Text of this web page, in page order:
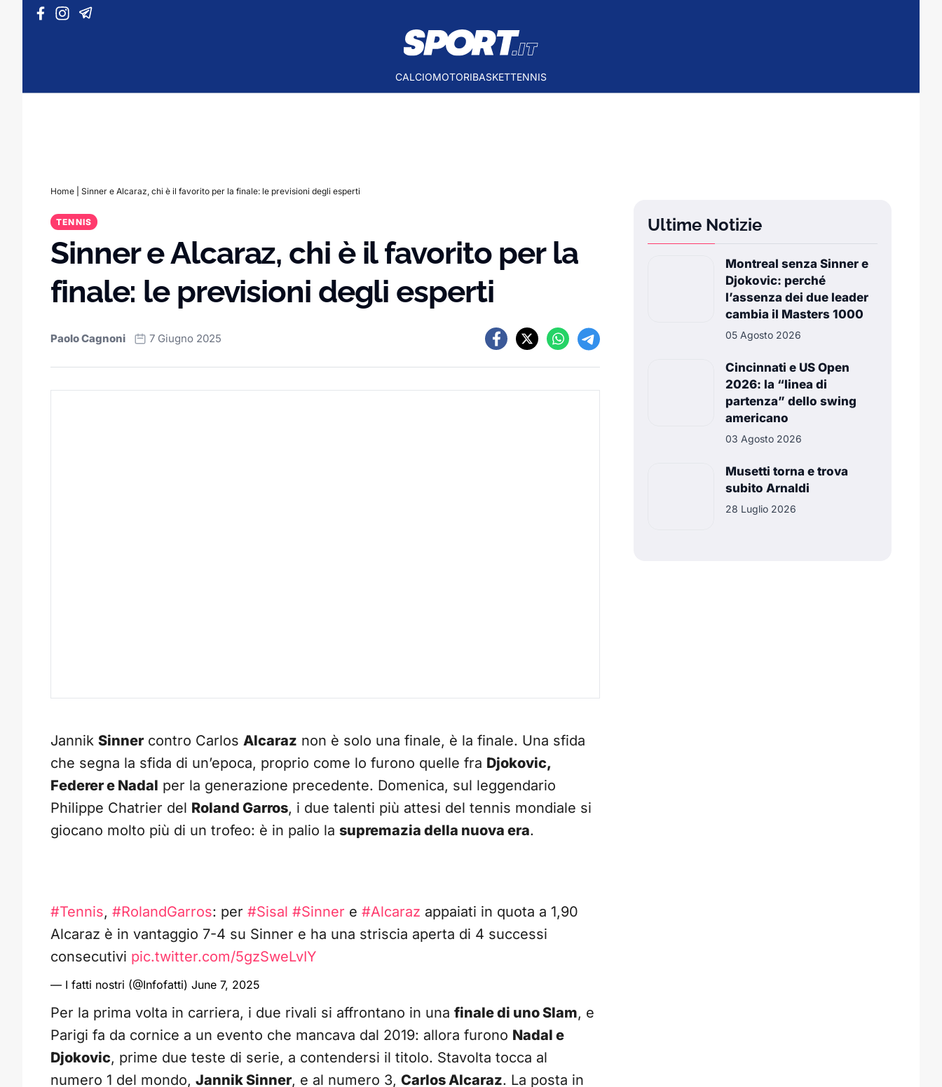
Vai al contenuto
CALCIOMOTORIBASKETTENNIS
Home Sinner e Alcaraz, chi è il favorito per la finale: le previsioni degli esperti
TENNIS
Sinner e Alcaraz, chi è il favorito per la
finale: le previsioni degli esperti
Paolo Cagnoni 7 Giugno 2025
Jannik Sinner contro Carlos Alcaraz non è solo una finale, è la finale. Una sfida
che segna la sfida di un’epoca, proprio come lo furono quelle fra Djokovic,
Federer e Nadal per la generazione precedente. Domenica, sul leggendario
Philippe Chatrier del Roland Garros, i due talenti più attesi del tennis mondiale si
giocano molto più di un trofeo: è in palio la supremazia della nuova era.
#Tennis, #RolandGarros: per #Sisal #Sinner e #Alcaraz appaiati in quota a 1,90
Alcaraz è in vantaggio 7-4 su Sinner e ha una striscia aperta di 4 successi
consecutivi pic.twitter.com/5gzSweLvIY
— I fatti nostri (@Infofatti) June 7, 2025
Per la prima volta in carriera, i due rivali si affrontano in una finale di uno Slam, e
Parigi fa da cornice a un evento che mancava dal 2019: allora furono Nadal e
Djokovic, prime due teste di serie, a contendersi il titolo. Stavolta tocca al
numero 1 del mondo, Jannik Sinner, e al numero 3, Carlos Alcaraz. La posta in
Ultime Notizie
Montreal senza Sinner e
Djokovic: perché
l’assenza dei due leader
cambia il Masters 1000
05 Agosto 2026
Cincinnati e US Open
2026: la “linea di
partenza” dello swing
americano
03 Agosto 2026
Musetti torna e trova
subito Arnaldi
28 Luglio 2026